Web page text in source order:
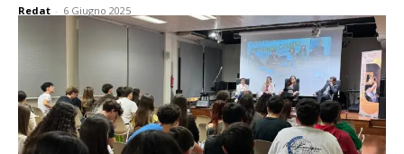
Redat - 6 Giugno 2025